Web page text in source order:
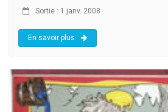
Sortie : 1 janv. 2008
En savoir plus